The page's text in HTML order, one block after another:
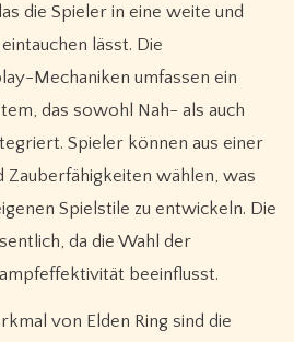
die Spieler in eine weite und
lässt. Die
Mechaniken umfassen ein
das sowohl Nah- als auch
Spieler können aus einer
Zauberfähigkeiten wählen, was
Spielstile zu entwickeln. Die
da die Wahl der
beeinflusst.
von Elden Ring sind die